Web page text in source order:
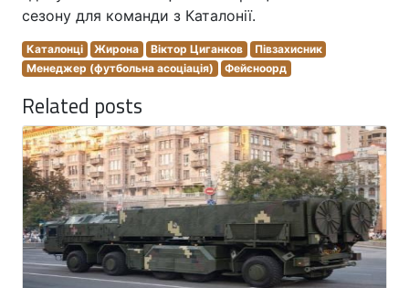
сезону для команди з Каталонії.
Каталонці Жирона Віктор Циганков
Півзахисник
Менеджер (футбольна асоціація)
Фейєноорд
Related posts